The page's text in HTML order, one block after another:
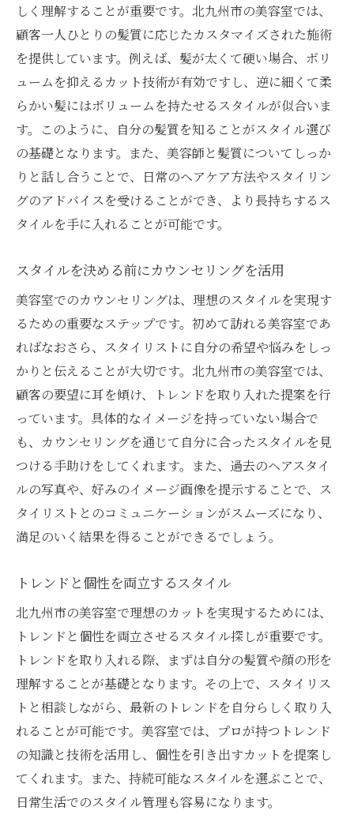
美容師の技術力の見極め方
カット後のアフターケアも重要
地元で評判の美容室を探す方法
予約前に確認すべきこと
価格とサービスのバランスを考える
北九州市で最新トレンドを取り入れた美容室の
魅力とは
トレンドを取り入れたスタイルの特徴
流行を取り入れる際の注意点
北九州市で人気のトレンドスタイル
最新トレンドを実現する技術の裏側
トレンドを活かしたアレンジ方法
カウンセリングが鍵北九州市の美容室で理想の
スタイルを実現
カウンセリングで得られるメリット
自分の希望を明確に伝えるコツ
美容師との信頼関係を築く方法
カウンセリングで注意すべきポイント
理想のスタイルを共有するための準備
具体的なイメージを持つことの効果
北九州市の美容室で個性を引き出すカット技術
個性を引き出すカットのコンセプト
ヘアカットで表現する自己スタイル
美容師が提案する個性的なスタイル
個性を活かすためのスタイリング方法
カット技術がもたらす印象の変化
個性を引き立てるためのポイント
美容室選びのチェックポイント北九州市で理想
のキャンバスを手に入れる
しく理解することが重要です。北九州市の美容室では、
顧客一人ひとりの髪質に応じたカスタマイズされた施術
を提供しています。例えば、髪が太くて硬い場合、ボリ
ュームを抑えるカット技術が有効ですし、逆に細くて柔
らかい髪にはボリュームを持たせるスタイルが似合いま
す。このように、自分の髪質を知ることがスタイル選び
の基礎となります。また、美容師と髪質についてしっか
りと話し合うことで、日常のヘアケア方法やスタイリン
グのアドバイスを受けることができ、より長持ちするス
タイルを手に入れることが可能です。
スタイルを決める前にカウンセリングを活用
美容室でのカウンセリングは、理想のスタイルを実現す
るための重要なステップです。初めて訪れる美容室であ
ればなおさら、スタイリストに自分の希望や悩みをしっ
かりと伝えることが大切です。北九州市の美容室では、
顧客の要望に耳を傾け、トレンドを取り入れた提案を行
っています。具体的なイメージを持っていない場合で
も、カウンセリングを通じて自分に合ったスタイルを見
つける手助けをしてくれます。また、過去のヘアスタイ
ルの写真や、好みのイメージ画像を提示することで、ス
タイリストとのコミュニケーションがスムーズになり、
満足のいく結果を得ることができるでしょう。
トレンドと個性を両立するスタイル
北九州市の美容室で理想のカットを実現するためには、
トレンドと個性を両立させるスタイル探しが重要です。
トレンドを取り入れる際、まずは自分の髪質や顔の形を
理解することが基礎となります。その上で、スタイリス
トと相談しながら、最新のトレンドを自分らしく取り入
れることが可能です。美容室では、プロが持つトレンド
の知識と技術を活用し、個性を引き出すカットを提案し
てくれます。また、持続可能なスタイルを選ぶことで、
日常生活でのスタイル管理も容易になります。